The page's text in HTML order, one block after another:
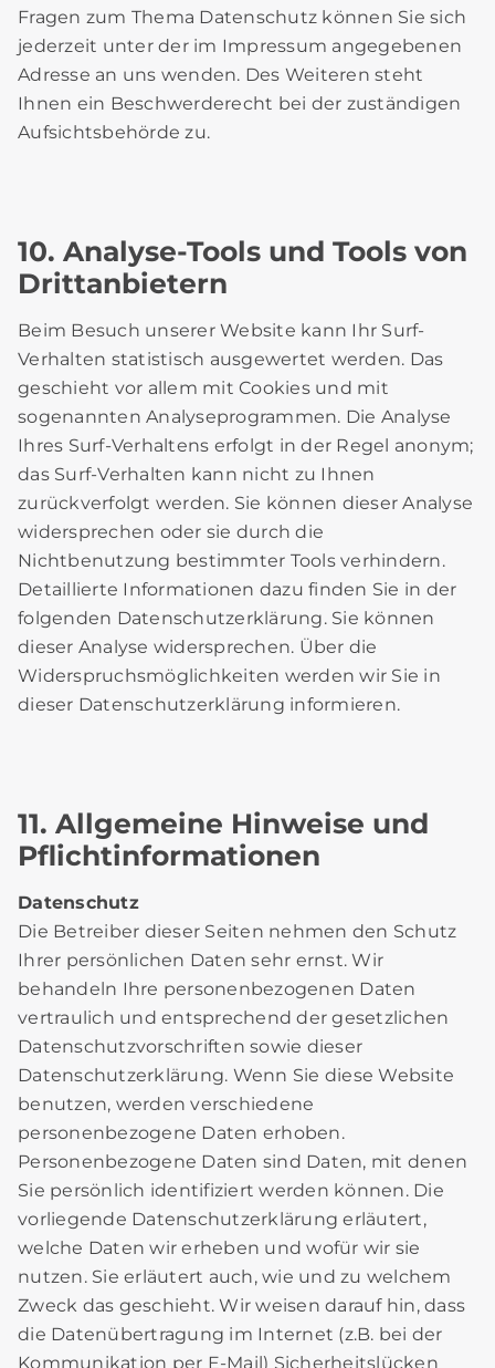
Fragen zum Thema Datenschutz können Sie sich
jederzeit unter der im Impressum angegebenen
Adresse an uns wenden. Des Weiteren steht
Ihnen ein Beschwerderecht bei der zuständigen
Aufsichtsbehörde zu.
10. Analyse-Tools und Tools von
Drittanbietern
Beim Besuch unserer Website kann Ihr Surf-
Verhalten statistisch ausgewertet werden. Das
geschieht vor allem mit Cookies und mit
sogenannten Analyseprogrammen. Die Analyse
Ihres Surf-Verhaltens erfolgt in der Regel anonym;
das Surf-Verhalten kann nicht zu Ihnen
zurückverfolgt werden. Sie können dieser Analyse
widersprechen oder sie durch die
Nichtbenutzung bestimmter Tools verhindern.
Detaillierte Informationen dazu finden Sie in der
folgenden Datenschutzerklärung. Sie können
dieser Analyse widersprechen. Über die
Widerspruchsmöglichkeiten werden wir Sie in
dieser Datenschutzerklärung informieren.
11. Allgemeine Hinweise und
Pflichtinformationen
Datenschutz
Die Betreiber dieser Seiten nehmen den Schutz
Ihrer persönlichen Daten sehr ernst. Wir
behandeln Ihre personenbezogenen Daten
vertraulich und entsprechend der gesetzlichen
Datenschutzvorschriften sowie dieser
Datenschutzerklärung. Wenn Sie diese Website
benutzen, werden verschiedene
personenbezogene Daten erhoben.
Personenbezogene Daten sind Daten, mit denen
Sie persönlich identifiziert werden können. Die
vorliegende Datenschutzerklärung erläutert,
welche Daten wir erheben und wofür wir sie
nutzen. Sie erläutert auch, wie und zu welchem
Zweck das geschieht. Wir weisen darauf hin, dass
die Datenübertragung im Internet (z.B. bei der
Kommunikation per E-Mail) Sicherheitslücken